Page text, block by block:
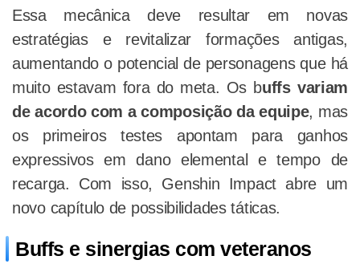
Essa mecânica deve resultar em novas
estratégias e revitalizar formações antigas,
aumentando o potencial de personagens que há
muito estavam fora do meta. Os buffs variam
de acordo com a composição da equipe, mas
os primeiros testes apontam para ganhos
expressivos em dano elemental e tempo de
recarga. Com isso, Genshin Impact abre um
novo capítulo de possibilidades táticas.
Buffs e sinergias com veteranos